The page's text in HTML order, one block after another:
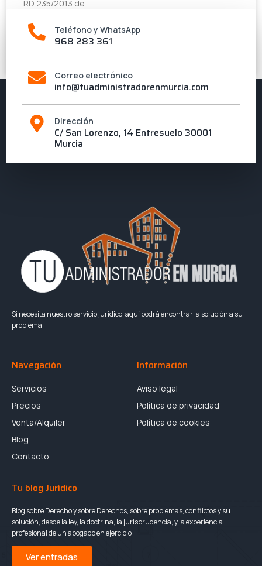
RD 235/2013 de
LEER MÁS »Teléfono y WhatsApp
968 283 361
Correo electrónico
info@tuadministradorenmurcia.com
Dirección
C/ San Lorenzo, 14 Entresuelo 30001
Murcia
Si necesita nuestro servicio jurídico, aquí podrá encontrar la solución a su
problema.
Navegación
Servicios
Precios
Venta/Alquiler
Blog
Contacto
Información
Aviso legal
Política de privacidad
Política de cookies
Tu blog Jurídico
Blog sobre Derecho y sobre Derechos, sobre problemas, conflictos y su
solución, desde la ley, la doctrina, la jurisprudencia, y la experiencia
profesional de un abogado en ejercicio
Ver entradas